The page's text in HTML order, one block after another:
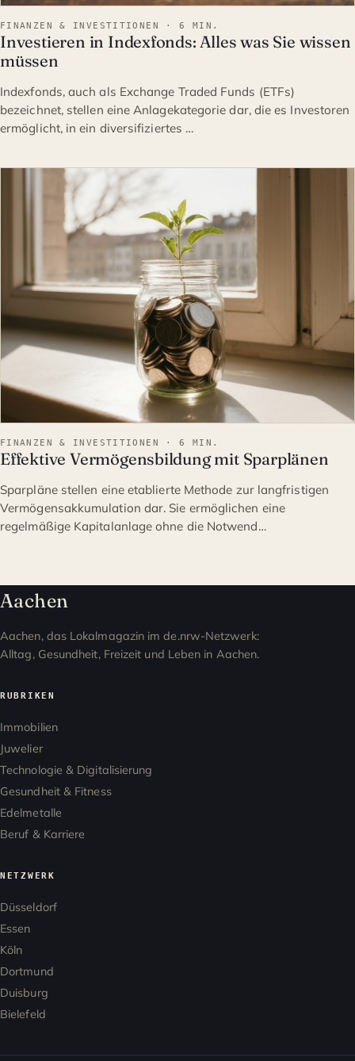
FINANZEN & INVESTITIONEN · 6 MIN.
Investieren in Indexfonds: Alles was Sie wissen
müssen
Indexfonds, auch als Exchange Traded Funds (ETFs)
bezeichnet, stellen eine Anlagekategorie dar, die es Investoren
ermöglicht, in ein diversifiziertes …
FINANZEN & INVESTITION
FINANZEN & INVESTITIONEN · 6 MIN.
Effektive Vermögensbildung mit Sparplänen
Sparpläne stellen eine etablierte Methode zur langfristigen
Vermögensakkumulation dar. Sie ermöglichen eine
regelmäßige Kapitalanlage ohne die Notwend…
Aachen
Aachen, das Lokalmagazin im de.nrw-Netzwerk:
Alltag, Gesundheit, Freizeit und Leben in Aachen.
RUBRIKEN
Immobilien
Juwelier
Technologie & Digitalisierung
Gesundheit & Fitness
Edelmetalle
Beruf & Karriere
NETZWERK
Düsseldorf
Essen
Köln
Dortmund
Duisburg
Bielefeld